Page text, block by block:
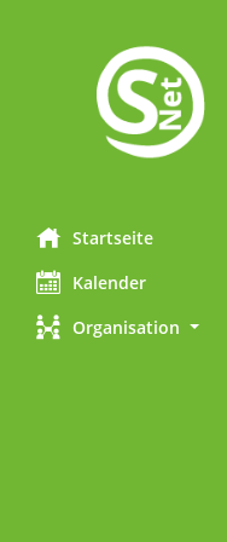
Startseite
Kalender
Organisation